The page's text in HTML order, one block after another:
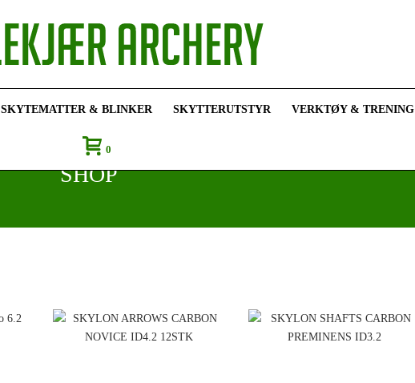
SKYTEMATTER & BLINKER SKYTTERUTSTYR VERKTØY & TRENING
0
SHOP